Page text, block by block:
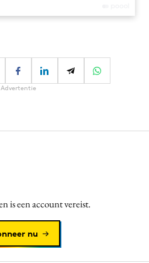
Advertentie
is een account vereist.
nu